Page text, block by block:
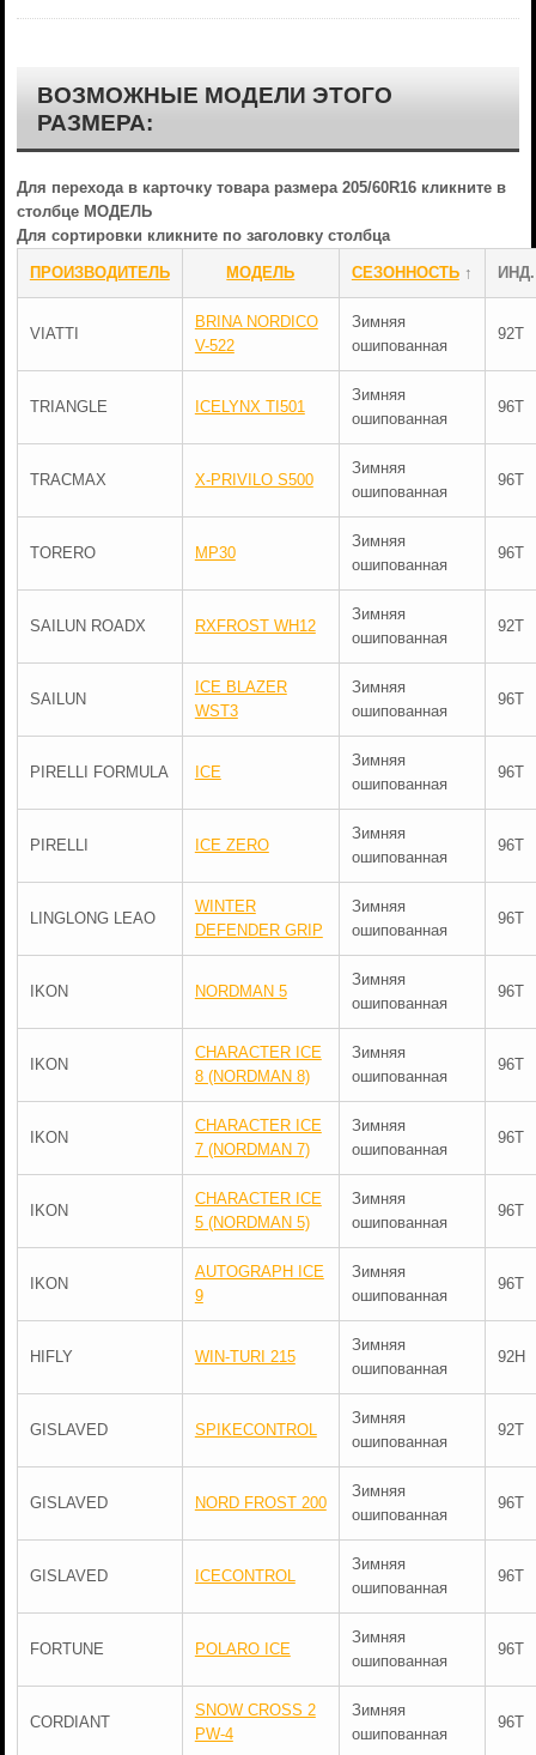
ВОЗМОЖНЫЕ МОДЕЛИ ЭТОГО
РАЗМЕРА:
Для перехода в карточку товара размера 205/60R16 кликните в
столбце МОДЕЛЬ
Для сортировки кликните по заголовку столбца
ПРОИЗВОДИТЕЛЬ МОДЕЛЬ СЕЗОННОСТЬ↑
VIATTI
BRINA NORDICO
V-522
Зимняя
ошипованная
92T
TRIANGLE ICELYNX TI501
Зимняя
ошипованная
96T
TRACMAX X-PRIVILO S500
Зимняя
ошипованная
96T
TORERO MP30
Зимняя
ошипованная
96T
SAILUN ROADX RXFROST WH12
Зимняя
ошипованная
92T
SAILUN
ICE BLAZER
WST3
Зимняя
ошипованная
96T
PIRELLI FORMULA ICE
Зимняя
ошипованная
96T
PIRELLI ICE ZERO
Зимняя
ошипованная
96T
LINGLONG LEAO
WINTER
DEFENDER GRIP
Зимняя
ошипованная
96T
IKON NORDMAN 5
Зимняя
ошипованная
96T
IKON
CHARACTER ICE
8 (NORDMAN 8)
Зимняя
ошипованная
96T
IKON
CHARACTER ICE
7 (NORDMAN 7)
Зимняя
ошипованная
96T
IKON
CHARACTER ICE
5 (NORDMAN 5)
Зимняя
ошипованная
96T
IKON
AUTOGRAPH ICE
9
Зимняя
ошипованная
96T
HIFLY WIN-TURI 215
Зимняя
ошипованная
92H
GISLAVED SPIKECONTROL
Зимняя
ошипованная
92T
GISLAVED NORD FROST 200
Зимняя
ошипованная
96T
GISLAVED ICECONTROL
Зимняя
ошипованная
96T
FORTUNE POLARO ICE
Зимняя
ошипованная
96T
CORDIANT
SNOW CROSS 2
PW-4
Зимняя
ошипованная
96T